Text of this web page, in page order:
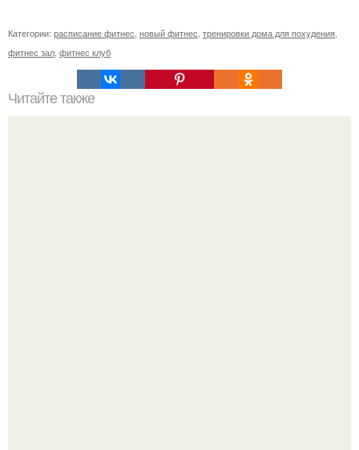
Категории: расписание фитнес новый фитнес тренировки дома для похудения
фитнес зал фитнес клуб
Читайте также